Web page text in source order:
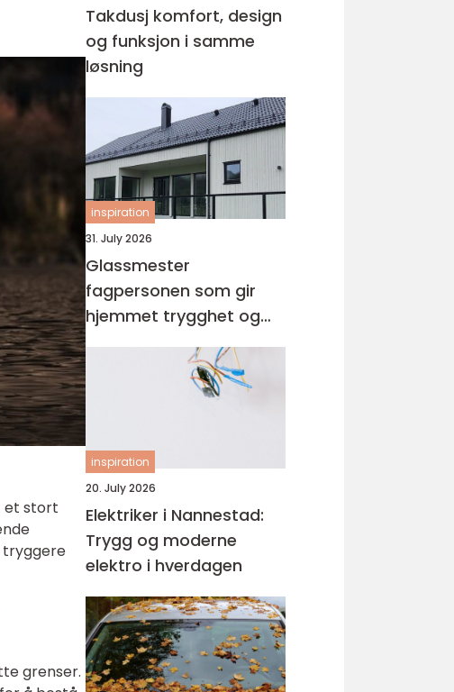
et stort
tryggere
grenser.
Takdusj komfort, design
og funksjon i samme
løsning
inspiration
31. July 2026
Glassmester
fagpersonen som gir
hjemmet trygghet og
lys
inspiration
20. July 2026
Elektriker i Nannestad:
Trygg og moderne
elektro i hverdagen